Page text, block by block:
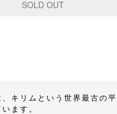
キリムという世界最古の
ます。